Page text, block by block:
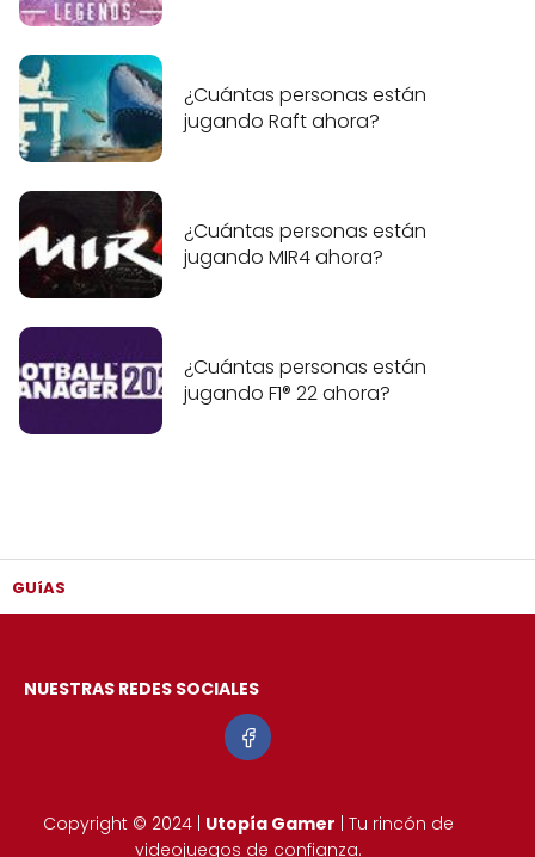
¿Cuántas personas están
jugando Raft ahora?
¿Cuántas personas están
jugando MIR4 ahora?
¿Cuántas personas están
jugando F1® 22 ahora?
GUíAS
NUESTRAS REDES SOCIALES
Copyright © 2024 | Utopía Gamer | Tu rincón de
videojuegos de confianza.